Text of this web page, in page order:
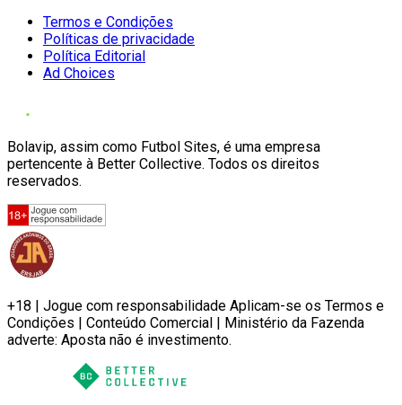
Termos e Condições
Políticas de privacidade
Política Editorial
Ad Choices
Bolavip, assim como Futbol Sites, é uma empresa
pertencente à Better Collective. Todos os direitos
reservados.
+18 | Jogue com responsabilidade Aplicam-se os Termos e
Condições | Conteúdo Comercial | Ministério da Fazenda
adverte: Aposta não é investimento.